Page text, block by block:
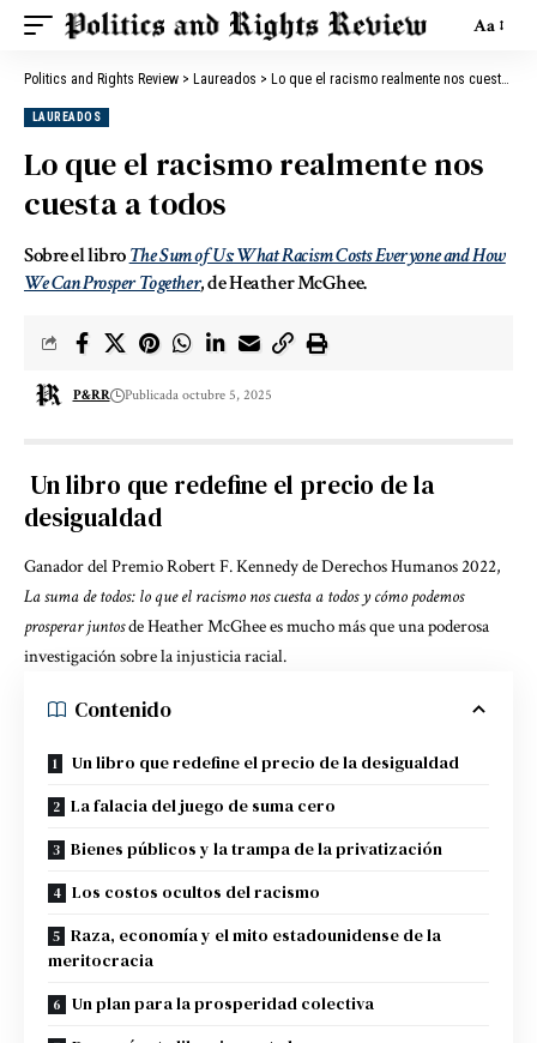
Aa
Politics and Rights Review > Laureados > Lo que el racismo realmente nos cuesta a todos
LAUREADOS
Lo que el racismo realmente nos
cuesta a todos
Sobre el libroThe Sum of Us: What Racism Costs Everyone and How
We Can Prosper Together, de Heather McGhee.
P&RR Publicada octubre 5, 2025
Un libro que redefine el precio de la
desigualdad
Ganador del Premio Robert F. Kennedy de Derechos Humanos 2022,
La suma de todos: lo que el racismo nos cuesta a todos y cómo podemos
prosperar juntosde Heather McGhee es mucho más que una poderosa
investigación sobre la injusticia racial.
Contenido
Un libro que redefine el precio de la desigualdad
La falacia del juego de suma cero
Bienes públicos y la trampa de la privatización
Los costos ocultos del racismo
Raza, economía y el mito estadounidense de la
meritocracia
Un plan para la prosperidad colectiva